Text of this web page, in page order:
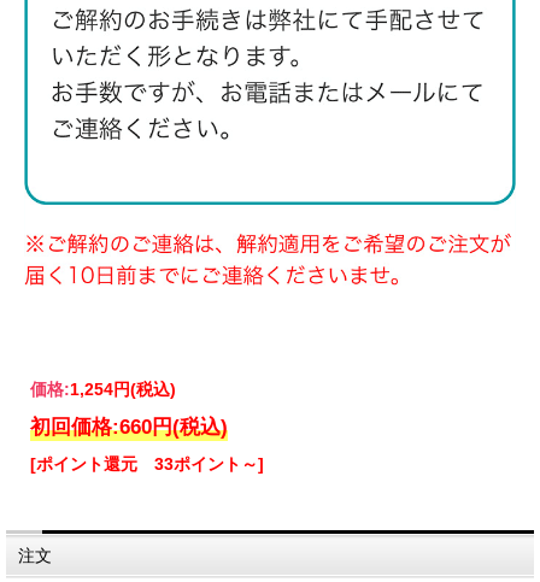
価格:1,254円(税込)
初回価格:660円(税込)
[ポイント還元 33ポイント～]
注文